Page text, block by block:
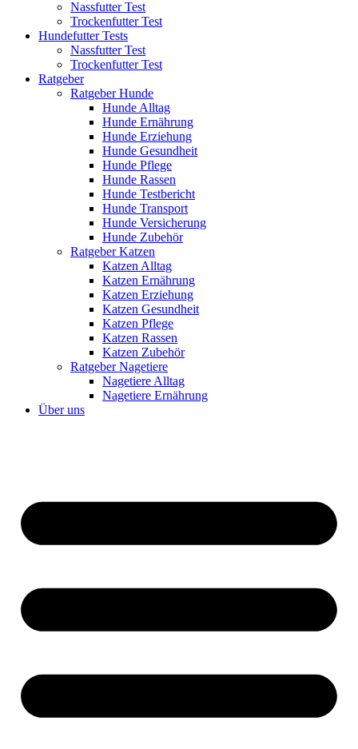
Nassfutter Test
Trockenfutter Test
Hundefutter Tests
Nassfutter Test
Trockenfutter Test
Ratgeber
Ratgeber Hunde
Hunde Alltag
Hunde Ernährung
Hunde Erziehung
Hunde Gesundheit
Hunde Pflege
Hunde Rassen
Hunde Testbericht
Hunde Transport
Hunde Versicherung
Hunde Zubehör
Ratgeber Katzen
Katzen Alltag
Katzen Ernährung
Katzen Erziehung
Katzen Gesundheit
Katzen Pflege
Katzen Rassen
Katzen Zubehör
Ratgeber Nagetiere
Nagetiere Alltag
Nagetiere Ernährung
Über uns